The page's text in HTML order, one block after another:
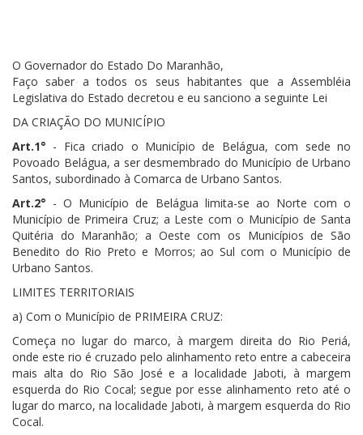
O Governador do Estado Do Maranhão,
Faço saber a todos os seus habitantes que a Assembléia
Legislativa do Estado decretou e eu sanciono a seguinte Lei
DA CRIAÇÃO DO MUNICÍPIO
Art.1° - Fica criado o Município de Belágua, com sede no
Povoado Belágua, a ser desmembrado do Município de Urbano
Santos, subordinado à Comarca de Urbano Santos.
Art.2° - O Município de Belágua limita-se ao Norte com o
Município de Primeira Cruz; a Leste com o Município de Santa
Quitéria do Maranhão; a Oeste com os Municípios de São
Benedito do Rio Preto e Morros; ao Sul com o Município de
Urbano Santos.
LIMITES TERRITORIAIS
a) Com o Município de PRIMEIRA CRUZ:
Começa no lugar do marco, à margem direita do Rio Periá,
onde este rio é cruzado pelo alinhamento reto entre a cabeceira
mais alta do Rio São José e a localidade Jaboti, à margem
esquerda do Rio Cocal; segue por esse alinhamento reto até o
lugar do marco, na localidade Jaboti, à margem esquerda do Rio
Cocal.